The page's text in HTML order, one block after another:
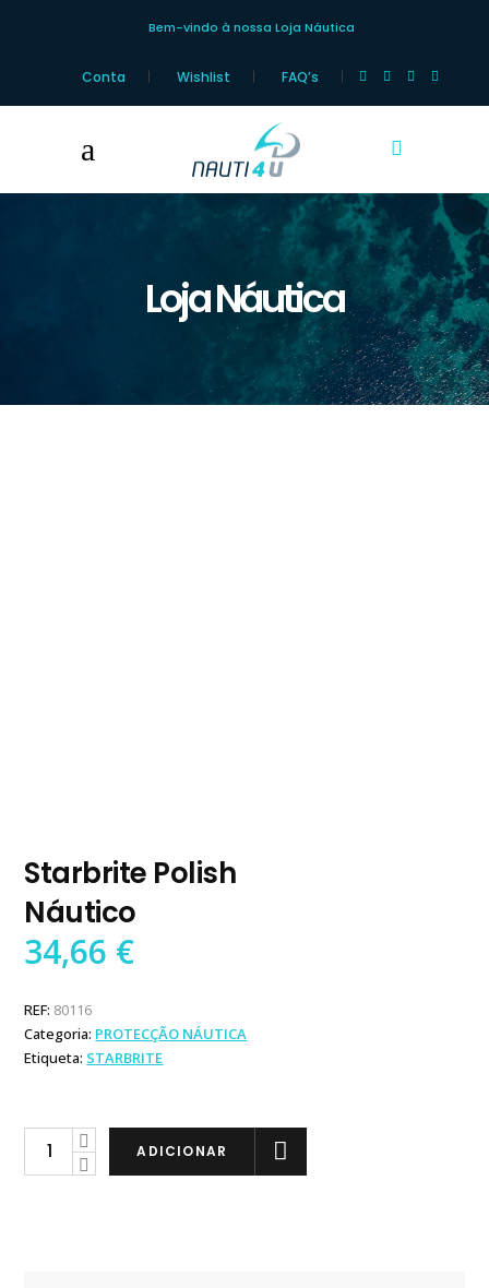
Bem-vindo à nossa Loja Náutica
Conta Wishlist FAQ’s
Loja Náutica
Starbrite Polish
Náutico
34,66 €
REF: 80116
Categoria: PROTECÇÃO NÁUTICA
Etiqueta: STARBRITE
Starbrite
ADICIONAR